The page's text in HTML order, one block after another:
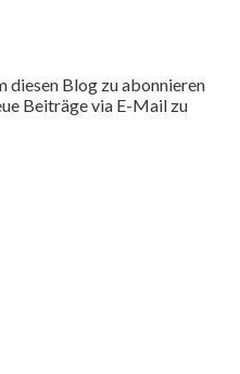
diesen Blog zu abonnieren
Beiträge via E-Mail zu